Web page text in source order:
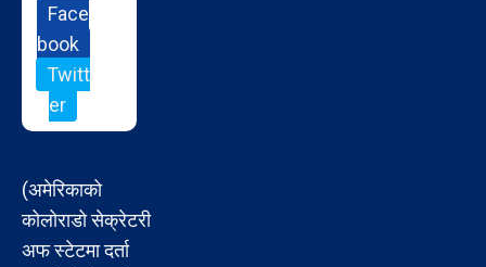
Face
book
Twitt
er
(अमेरिकाको
कोलोराडो सेक्रेटरी
अफ स्टेटमा दर्ता